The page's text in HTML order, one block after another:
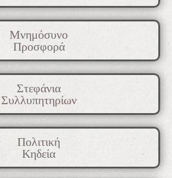
Μνημόσυνο
Προσφορά
Στεφάνια
Συλλυπητηρίων
Πολιτική
Κηδεία